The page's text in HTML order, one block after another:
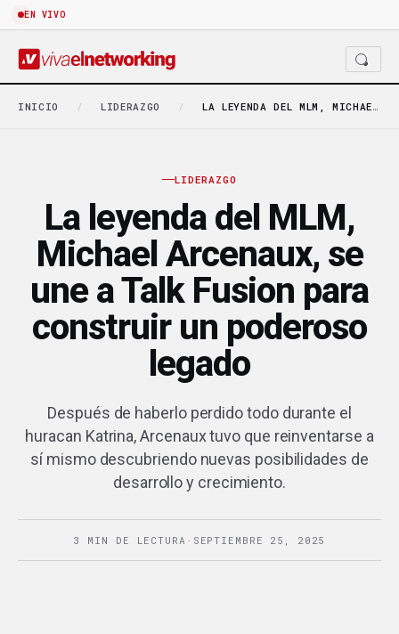
EN VIVO
INICIO / LIDERAZGO / LA LEYENDA DEL MLM, MICHAEL ARCENAUX, SE UNE…
LIDERAZGO
La leyenda del MLM,
Michael Arcenaux, se
une a Talk Fusion para
construir un poderoso
legado
Después de haberlo perdido todo durante el
huracan Katrina, Arcenaux tuvo que reinventarse a
sí mismo descubriendo nuevas posibilidades de
desarrollo y crecimiento.
3 MIN DE LECTURA · SEPTIEMBRE 25, 2025